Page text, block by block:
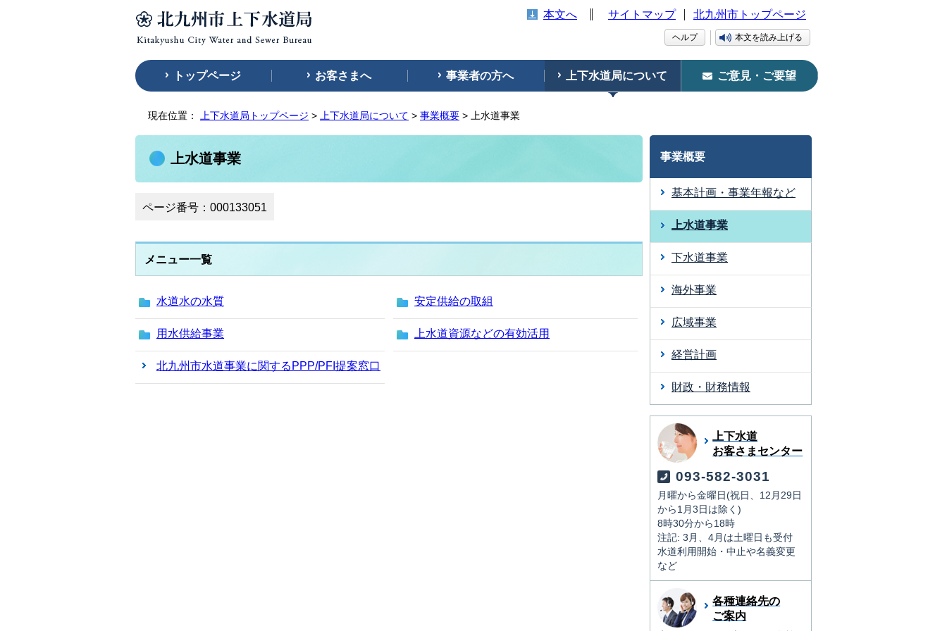
本文へ サイトマップ 北九州市トップページ
ヘルプ 本文を読み上げる
トップページ お客さまへ 事業者の方へ 上下水道局について ご意見・ご要望
現在位置： 上下水道局トップページ > 上下水道局について > 事業概要 > 上水道事業
上水道事業
ページ番号：000133051
メニュー一覧
水道水の水質 安定供給の取組
用水供給事業 上水道資源などの有効活用
北九州市水道事業に関するPPP/PFI提案窓口
事業概要
基本計画・事業年報など
上水道事業
下水道事業
海外事業
広域事業
経営計画
財政・財務情報
上下水道
お客さまセンター
093-582-3031
月曜から金曜日(祝日、12月29日
から1月3日は除く)
8時30分から18時
注記: 3月、4月は土曜日も受付
水道利用開始・中止や名義変更
など
各種連絡先の
ご案内